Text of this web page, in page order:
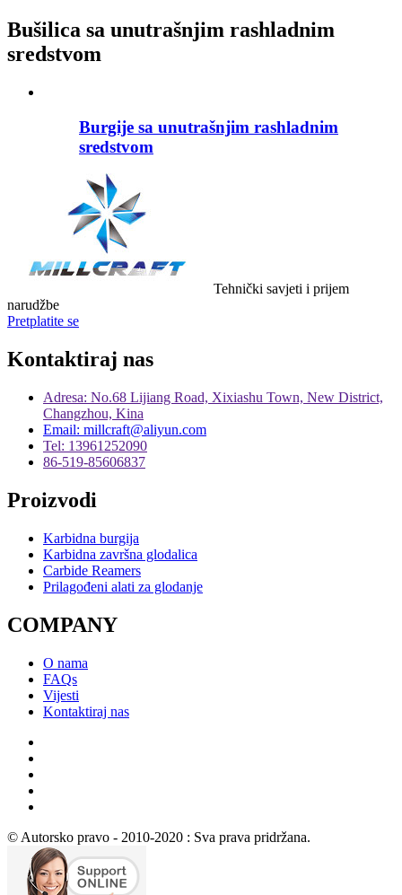
Bušilica sa unutrašnjim rashladnim
sredstvom
Burgije sa unutrašnjim rashladnim
sredstvom
Tehnički savjeti i prijem
narudžbe
Pretplatite se
Kontaktiraj nas
Adresa: No.68 Lijiang Road, Xixiashu Town, New District,
Changzhou, Kina
Email: millcraft@aliyun.com
Tel: 13961252090
86-519-85606837
Proizvodi
Karbidna burgija
Karbidna završna glodalica
Carbide Reamers
Prilagođeni alati za glodanje
COMPANY
O nama
FAQs
Vijesti
Kontaktiraj nas
© Autorsko pravo - 2010-2020 : Sva prava pridržana.